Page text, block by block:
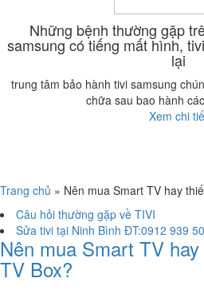
Những bệnh thường gặp
samsung có tiếng mất hình,
lại
trung tâm bảo hành tivi samsung
chữa sau bao hành
Xem chi
Trang chủ » Nên mua Smart TV hay
Câu hỏi thường gặp về TIVI
Sửa tivi tại Ninh Bình ĐT:0912 939
Nên mua Smart TV
TV Box?